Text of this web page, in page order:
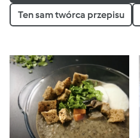
Ten sam twórca przepisu